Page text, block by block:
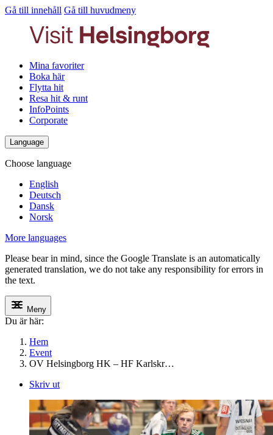
Gå till innehåll Gå till huvudmeny
Mina favoriter
Boka här
Flytta hit
Resa hit & runt
InfoPoints
Corporate
Language
Choose language
English
Deutsch
Dansk
Norsk
More languages
Please bear in mind, since the Google Translate is an automatically
generated translation, we do not take any responsibility for errors in
the text.
Meny
Du är här:
Hem
Event
OV Helsingborg HK – HF Karlskr…
Skriv ut